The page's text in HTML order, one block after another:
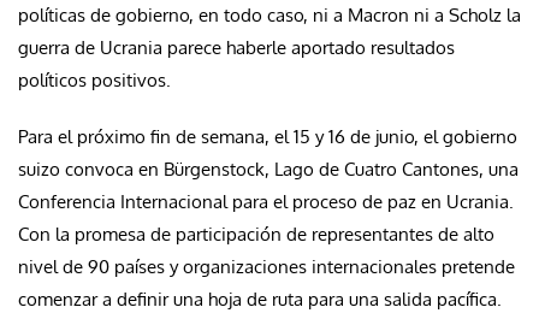
políticas de gobierno, en todo caso, ni a Macron ni a Scholz la
guerra de Ucrania parece haberle aportado resultados
políticos positivos.
Para el próximo fin de semana, el 15 y 16 de junio, el gobierno
suizo convoca en Bürgenstock, Lago de Cuatro Cantones, una
Conferencia Internacional para el proceso de paz en Ucrania.
Con la promesa de participación de representantes de alto
nivel de 90 países y organizaciones internacionales pretende
comenzar a definir una hoja de ruta para una salida pacífica.